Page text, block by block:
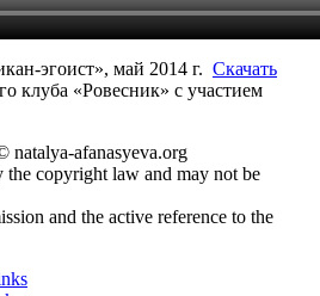
эгоист», май 2014 г. Скачать
клуба «Ровесник» с участием
natalya-afanasyeva.org
the copyright law and may not be
and the active reference to the